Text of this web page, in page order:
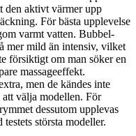
den aktivt värmer upp
För bästa upplevelse
varmt vatten. Bubbel-
mer mild än intensiv, vilket
försiktigt om man söker en
massageeffekt.
men de kändes inte
välja modellen. För
dessutom upplevas
största modeller.